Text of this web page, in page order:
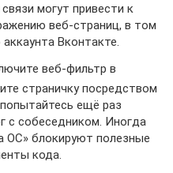
могут привести к
веб-страниц, в том
Вконтакте.
веб-фильтр в
страничку посредством
ещё раз
с собеседником. Иногда
ОС» блокируют полезные
кода.